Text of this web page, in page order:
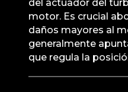
del actuador del
motor. Es crucial
daños mayores al
generalmente
que regula la